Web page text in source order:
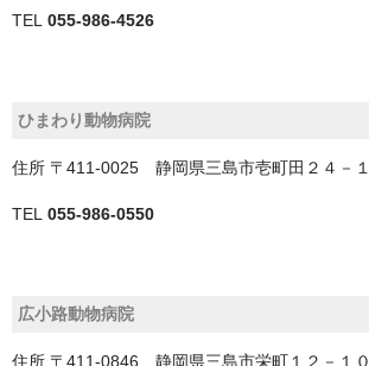
富里市
山武郡九十九里町
山武郡横芝光町
山武郡芝山町
市川市
成田市
TEL 055-986-4526
ひまわり動物病院
住所 〒411-0025 静岡県三島市壱町田２４－１
TEL 055-986-0550
広小路動物病院
住所 〒411-0846 静岡県三島市栄町１２－１０